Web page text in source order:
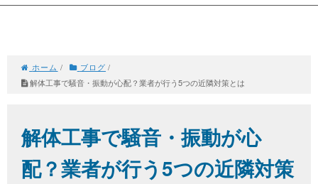
ホーム / ブログ /
解体工事で騒音・振動が心配？業者が行う5つの近隣対策とは
解体工事で騒音・振動が心
配？業者が行う5つの近隣対策